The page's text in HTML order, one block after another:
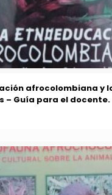
afrocolombiana y
– Guía para el docente.